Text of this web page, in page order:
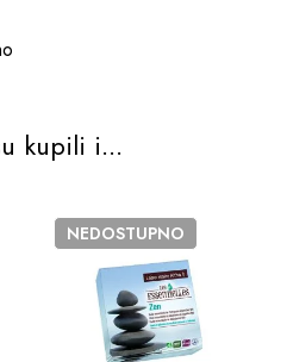
kupili i...
NEDOSTUPNO